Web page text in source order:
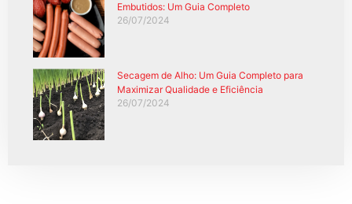
Embutidos: Um Guia Completo
26/07/2024
Secagem de Alho: Um Guia Completo para
Maximizar Qualidade e Eficiência
26/07/2024